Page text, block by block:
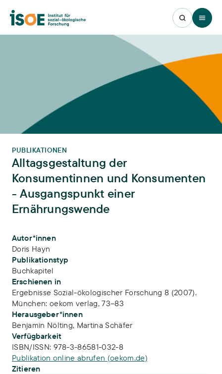
Open
PUBLIKATIONEN
Alltagsgestaltung der
Konsumentinnen und Konsumenten
- Ausgangspunkt einer
Ernährungswende
Publikations-Infos
Autor*innen
Doris Hayn
Publikationstyp
Buchkapitel
Erschienen in
Ergebnisse Sozial-ökologischer Forschung 8 (2007).
München: oekom verlag, 73–83
Herausgeber*innen
Benjamin Nölting, Martina Schäfer
Verfügbarkeit
ISBN/ISSN: 978-3-86581-032-8
Publikation online abrufen (oekom.de)
Zitieren